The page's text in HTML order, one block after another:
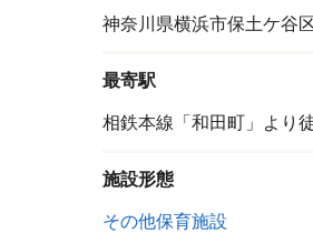
神奈川県横浜市保土ケ谷
最寄駅
相鉄本線「和田町」より
施設形態
その他保育施設